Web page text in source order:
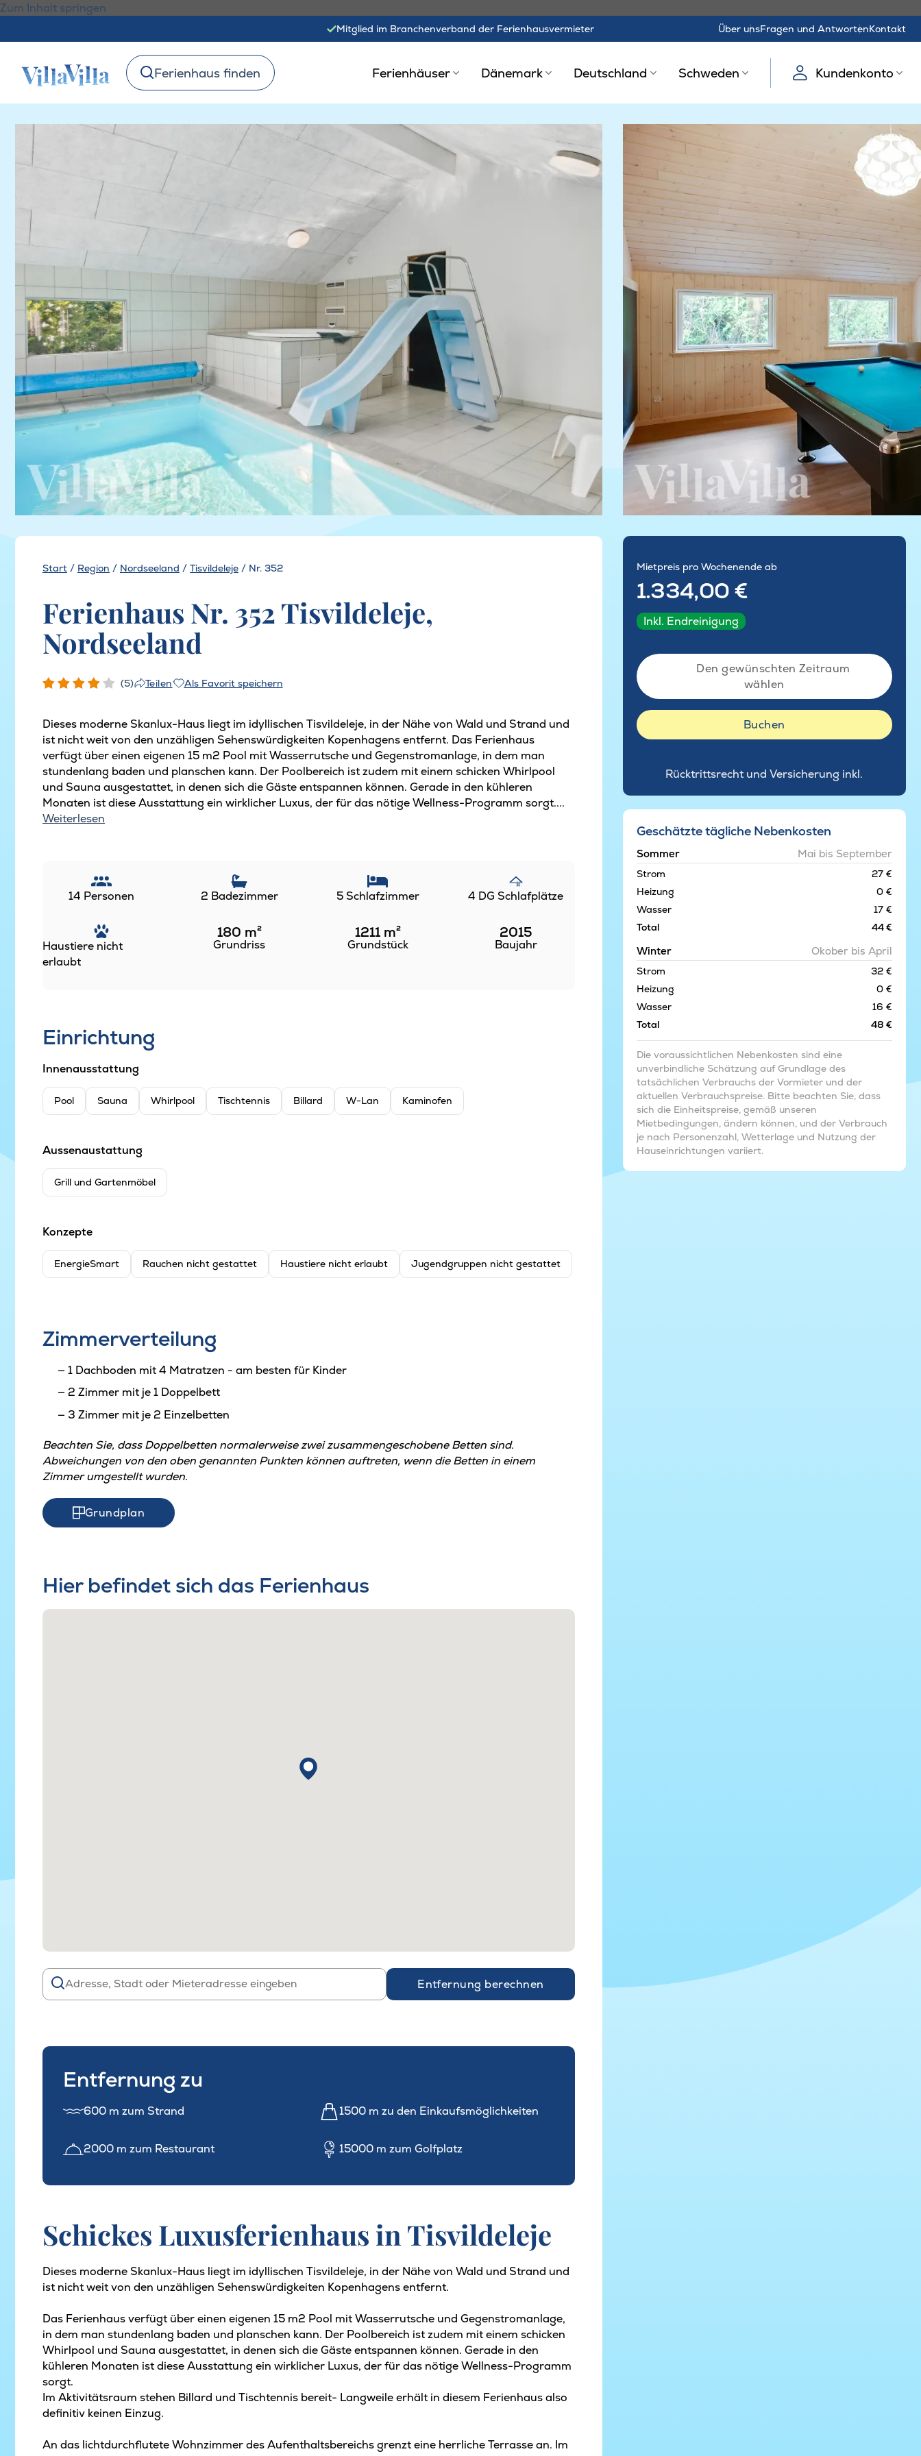
Zum Inhalt springen
Mitglied im Branchenverband der Ferienhausvermieter Über unsFragen und AntwortenKontakt
Ferienhaus finden Ferienhäuser Dänemark Deutschland Schweden Kundenkonto
Start / Region / Nordseeland / Tisvildeleje / Nr. 352
Ferienhaus Nr. 352 Tisvildeleje,
Nordseeland
(5) Teilen Als Favorit speichern
Dieses moderne Skanlux-Haus liegt im idyllischen Tisvildeleje, in der Nähe von Wald und Strand und
ist nicht weit von den unzähligen Sehenswürdigkeiten Kopenhagens entfernt. Das Ferienhaus
verfügt über einen eigenen 15 m2 Pool mit Wasserrutsche und Gegenstromanlage, in dem man
stundenlang baden und planschen kann. Der Poolbereich ist zudem mit einem schicken Whirlpool
und Sauna ausgestattet, in denen sich die Gäste entspannen können. Gerade in den kühleren
Monaten ist diese Ausstattung ein wirklicher Luxus, der für das nötige Wellness-Programm sorgt....
Weiterlesen
14 Personen 2 Badezimmer 5 Schlafzimmer 4 DG Schlafplätze
Haustiere nicht
erlaubt
180 m²
Grundriss
1211 m²
Grundstück
2015
Baujahr
Einrichtung
Innenausstattung
Pool Sauna Whirlpool Tischtennis Billard W-Lan Kaminofen
Aussenaustattung
Grill und Gartenmöbel
Konzepte
EnergieSmart Rauchen nicht gestattet Haustiere nicht erlaubt Jugendgruppen nicht gestattet
Zimmerverteilung
1 Dachboden mit 4 Matratzen - am besten für Kinder
2 Zimmer mit je 1 Doppelbett
3 Zimmer mit je 2 Einzelbetten
Beachten Sie, dass Doppelbetten normalerweise zwei zusammengeschobene Betten sind.
Abweichungen von den oben genannten Punkten können auftreten, wenn die Betten in einem
Zimmer umgestellt wurden.
Grundplan
Hier befindet sich das Ferienhaus
Entfernung berechnen
Entfernung zu
600 m zum Strand 1500 m zu den Einkaufsmöglichkeiten
2000 m zum Restaurant 15000 m zum Golfplatz
Schickes Luxusferienhaus in Tisvildeleje
Dieses moderne Skanlux-Haus liegt im idyllischen Tisvildeleje, in der Nähe von Wald und Strand und
ist nicht weit von den unzähligen Sehenswürdigkeiten Kopenhagens entfernt.
Das Ferienhaus verfügt über einen eigenen 15 m2 Pool mit Wasserrutsche und Gegenstromanlage,
in dem man stundenlang baden und planschen kann. Der Poolbereich ist zudem mit einem schicken
Whirlpool und Sauna ausgestattet, in denen sich die Gäste entspannen können. Gerade in den
kühleren Monaten ist diese Ausstattung ein wirklicher Luxus, der für das nötige Wellness-Programm
sorgt.
Im Aktivitätsraum stehen Billard und Tischtennis bereit- Langweile erhält in diesem Ferienhaus also
definitiv keinen Einzug.
An das lichtdurchflutete Wohnzimmer des Aufenthaltsbereichs grenzt eine herrliche Terrasse an. Im
Mietpreis pro Wochenende ab
1.334,00 €
Inkl. Endreinigung
Den gewünschten Zeitraum
wählen
Buchen
Rücktrittsrecht und Versicherung inkl.
Geschätzte tägliche Nebenkosten
Sommer Mai bis September
Strom
27 €
Heizung
0 €
Wasser
17 €
Total
44 €
Winter Okober bis April
Strom
32 €
Heizung
0 €
Wasser
16 €
Total
48 €
Die voraussichtlichen Nebenkosten sind eine
unverbindliche Schätzung auf Grundlage des
tatsächlichen Verbrauchs der Vormieter und der
aktuellen Verbrauchspreise. Bitte beachten Sie, dass
sich die Einheitspreise, gemäß unseren
Mietbedingungen, ändern können, und der Verbrauch
je nach Personenzahl, Wetterlage und Nutzung der
Hauseinrichtungen variiert.